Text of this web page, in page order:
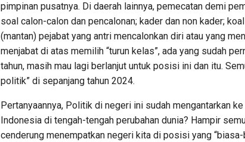
pimpinan pusatnya. Di daerah lainnya, pemecatan demi
soal calon-calon dan pencalonan; kader dan non kader;
(mantan) pejabat yang antri mencalonkan diri atau yang
menjabat di atas memilih “turun kelas”, ada yang sudah
tahun, masih mau lagi berlanjut untuk posisi ini dan itu.
politik” di sepanjang tahun 2024.
Pertanyaannya, Politik di negeri ini sudah mengantarkan
Indonesia di tengah-tengah perubahan dunia? Hampir
cenderung menempatkan negeri kita di posisi yang “biasa-